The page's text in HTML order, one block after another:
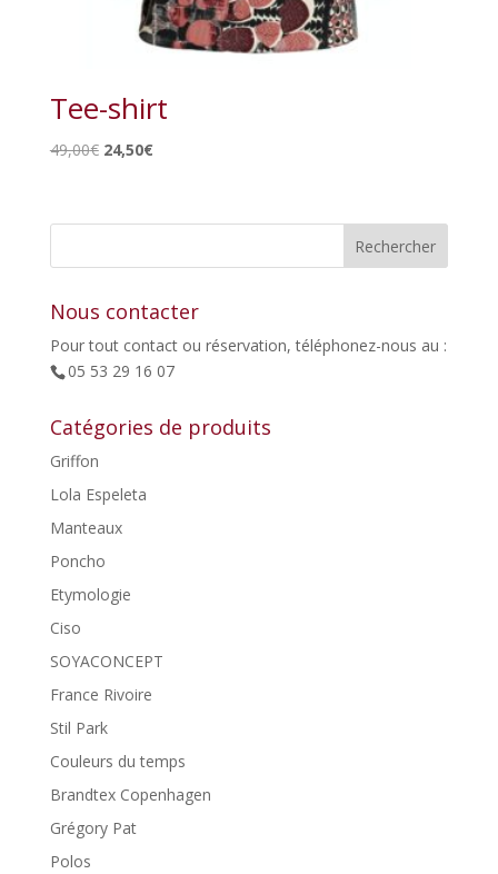
Tee-shirt
49,00€ Le
était :
24,50€Le
est :
Nous contacter
Pour tout contact ou réservation, téléphonez-nous au :
05 53 29 16 07
Catégories de produits
Griffon
Lola Espeleta
Manteaux
Poncho
Etymologie
Ciso
SOYACONCEPT
France Rivoire
Stil Park
Couleurs du temps
Brandtex Copenhagen
Grégory Pat
Polos